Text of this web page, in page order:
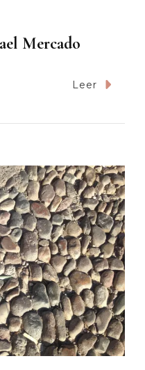
Mercado
Leer